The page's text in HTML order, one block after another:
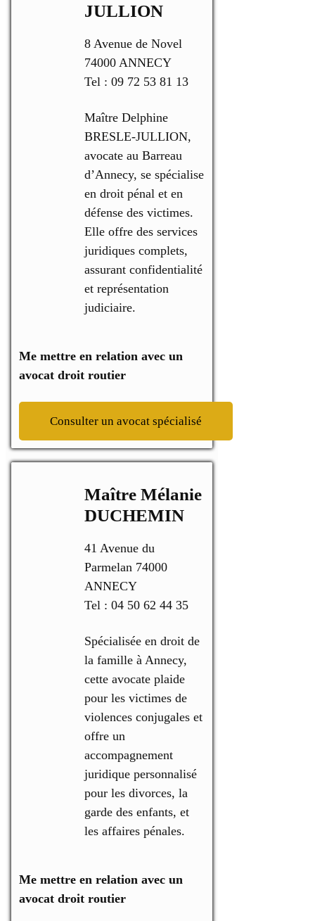
JULLION
8 Avenue de Novel
74000 ANNECY
Tel : 09 72 53 81 13
Maître Delphine
BRESLE-JULLION,
avocate au Barreau
d’Annecy, se spécialise
en droit pénal et en
défense des victimes.
Elle offre des services
juridiques complets,
assurant confidentialité
et représentation
judiciaire.
Me mettre en relation avec un
avocat droit routier
Consulter un avocat spécialisé
Maître Mélanie
DUCHEMIN
41 Avenue du
Parmelan 74000
ANNECY
Tel : 04 50 62 44 35
Spécialisée en droit de
la famille à Annecy,
cette avocate plaide
pour les victimes de
violences conjugales et
offre un
accompagnement
juridique personnalisé
pour les divorces, la
garde des enfants, et
les affaires pénales.
Me mettre en relation avec un
avocat droit routier